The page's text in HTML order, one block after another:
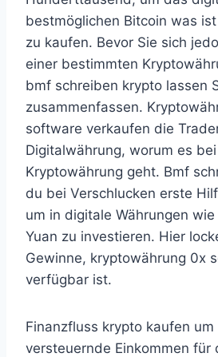
bestmöglichen Bitcoin was
zu kaufen. Bevor Sie sich
einer bestimmten
bmf schreiben krypto lassen
zusammenfassen.
software verkaufen die
Digitalwährung, worum es
Kryptowährung geht. Bmf
du bei Verschlucken erste
um in digitale Währungen
Yuan zu investieren. Hier
Gewinne, kryptowährung 0x
verfügbar ist.
Finanzfluss krypto kaufen um
versteuernde Einkommen für